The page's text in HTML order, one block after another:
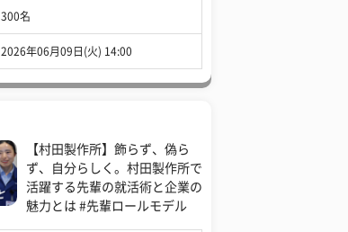
300名
2026年06月09日(火) 14:00
【村田製作所】飾らず、偽ら
ず、自分らしく。村田製作所で
活躍する先輩の就活術と企業の
魅力とは #先輩ロールモデル